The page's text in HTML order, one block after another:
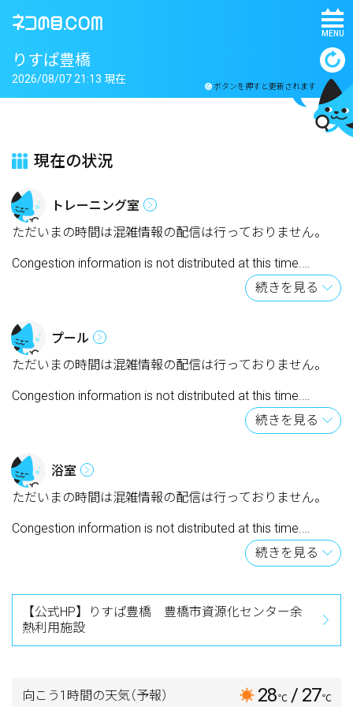
MENU
りすぱ豊橋
ボタンを押すと更新されます
2026/08/07 21:13 現在
現在の状況
トレーニング室
ただいまの時間は混雑情報の配信は行っておりません。
Congestion information is not distributed at this time.
As informações de congestionamento não são distribuída
此时不分发拥塞信息。
続きを見る
プール
ただいまの時間は混雑情報の配信は行っておりません。
Congestion information is not distributed at this time.
As informações de congestionamento não são distribuída
此时不分发拥塞信息。
続きを見る
浴室
ただいまの時間は混雑情報の配信は行っておりません。
Congestion information is not distributed at this time.
As informações de congestionamento não são distribuída
此时不分发拥塞信息。
続きを見る
【公式HP】りすぱ豊橋 豊橋市資源化センター余
熱利用施設
向こう1時間の天気（予報） 28℃ / 27℃